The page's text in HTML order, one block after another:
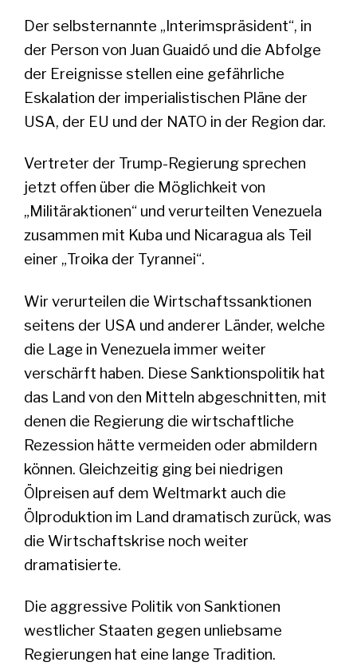
Der selbsternannte „Interimspräsident“, in
der Person von Juan Guaidó und die Abfolge
der Ereignisse stellen eine gefährliche
Eskalation der imperialistischen Pläne der
USA, der EU und der NATO in der Region dar.
Vertreter der Trump-Regierung sprechen
jetzt offen über die Möglichkeit von
„Militäraktionen“ und verurteilten Venezuela
zusammen mit Kuba und Nicaragua als Teil
einer „Troika der Tyrannei“.
Wir verurteilen die Wirtschaftssanktionen
seitens der USA und anderer Länder, welche
die Lage in Venezuela immer weiter
verschärft haben. Diese Sanktionspolitik hat
das Land von den Mitteln abgeschnitten, mit
denen die Regierung die wirtschaftliche
Rezession hätte vermeiden oder abmildern
können. Gleichzeitig ging bei niedrigen
Ölpreisen auf dem Weltmarkt auch die
Ölproduktion im Land dramatisch zurück, was
die Wirtschaftskrise noch weiter
dramatisierte.
Die aggressive Politik von Sanktionen
westlicher Staaten gegen unliebsame
Regierungen hat eine lange Tradition.